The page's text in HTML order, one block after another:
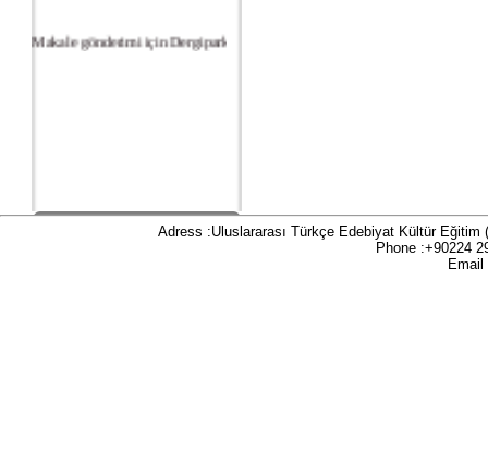
kullanınız:
kurul izni gerektiren çalışmalar için makalenin
yöntem bölümünde ilgili Etik Kurul Onayı ile
Adress :Uluslararası Türkçe Edebiyat Kültür
Phone :+90224